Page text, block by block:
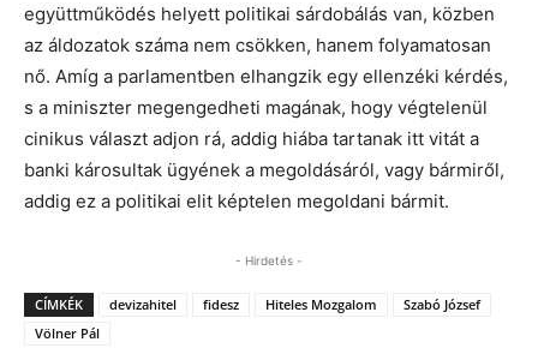
együttműködés helyett politikai sárdobálás van, közben
az áldozatok száma nem csökken, hanem folyamatosan
nő. Amíg a parlamentben elhangzik egy ellenzéki kérdés,
s a miniszter megengedheti magának, hogy végtelenül
cinikus választ adjon rá, addig hiába tartanak itt vitát a
banki károsultak ügyének a megoldásáról, vagy bármiről,
addig ez a politikai elit képtelen megoldani bármit.
- Hirdetés -
CÍMKÉK devizahitel fidesz Hiteles Mozgalom
Szabó József
Völner Pál